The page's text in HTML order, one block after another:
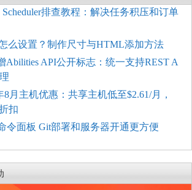
Scheduler排查教程：解决任务积压和订单
么设置？制作尺寸与HTML添加方法
Abilities API公开标志：统一支持REST A
8月主机优惠：共享主机低至$2.61/月，
扣
令面板 Git部署和服务器开通更方便